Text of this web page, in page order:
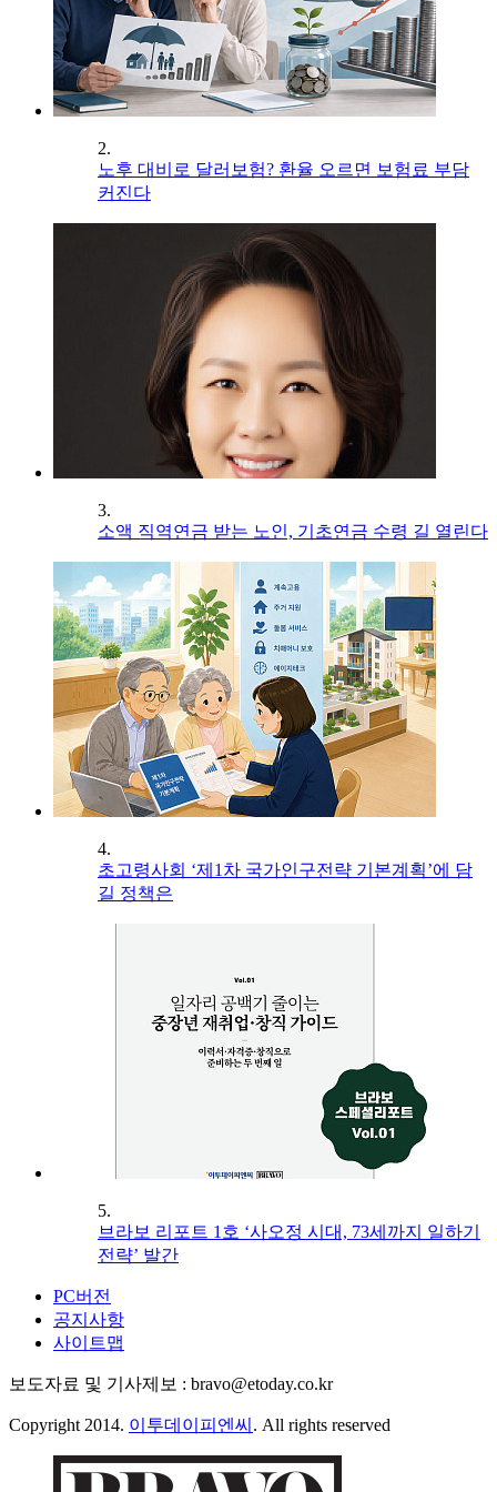
2.
노후 대비로 달러보험? 환율 오르면 보험료 부담
커진다
3.
소액 직역연금 받는 노인, 기초연금 수령 길 열린다
4.
초고령사회 ‘제1차 국가인구전략 기본계획’에 담
길 정책은
5.
브라보 리포트 1호 ‘사오정 시대, 73세까지 일하기
전략’ 발간
PC버전
공지사항
사이트맵
보도자료 및 기사제보 : bravo@etoday.co.kr
Copyright 2014. 이투데이피엔씨 . All rights reserved